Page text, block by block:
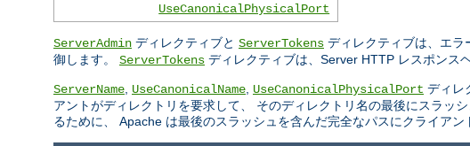
UseCanonicalPhysicalPort
ServerAdmin ディレクティブと ServerTokens ディレクティブは、エラ
御します。 ServerTokens ディレクティブは、Server HTTP レスポンス
ServerName UseCanonicalName UseCanonicalPhysicalPort ディレ
アントがディレクトリを要求して、 そのディレクトリ名の最後にスラッ
るために、 Apache は最後のスラッシュを含んだ完全なパスにクライアン